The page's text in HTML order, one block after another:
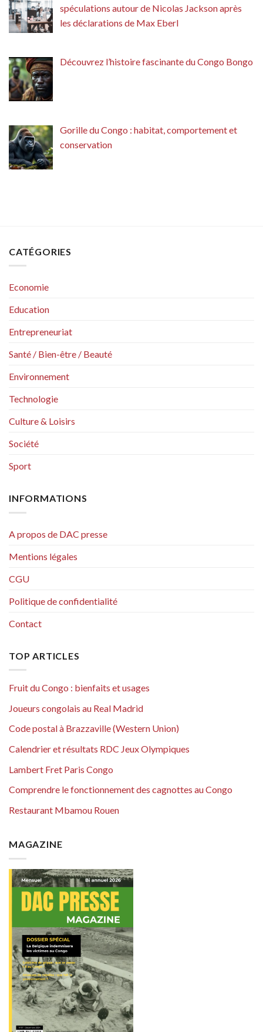
spéculations autour de Nicolas Jackson après
les déclarations de Max Eberl
Découvrez l’histoire fascinante du Congo Bongo
Gorille du Congo : habitat, comportement et
conservation
CATÉGORIES
Economie
Education
Entrepreneuriat
Santé / Bien-être / Beauté
Environnement
Technologie
Culture & Loisirs
Société
Sport
INFORMATIONS
A propos de DAC presse
Mentions légales
CGU
Politique de confidentialité
Contact
TOP ARTICLES
Fruit du Congo : bienfaits et usages
Joueurs congolais au Real Madrid
Code postal à Brazzaville (Western Union)
Calendrier et résultats RDC Jeux Olympiques
Lambert Fret Paris Congo
Comprendre le fonctionnement des cagnottes au Congo
Restaurant Mbamou Rouen
MAGAZINE